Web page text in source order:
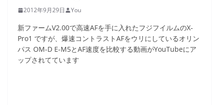
2012年9月29日 You
新ファームV2.00で高速AFを手に入れたフジフイルムのX-
Pro1 ですが、爆速コントラストAFをウリにしているオリン
パス OM-D E-M5とAF速度を比較する動画がYouTubeにア
ップされてています